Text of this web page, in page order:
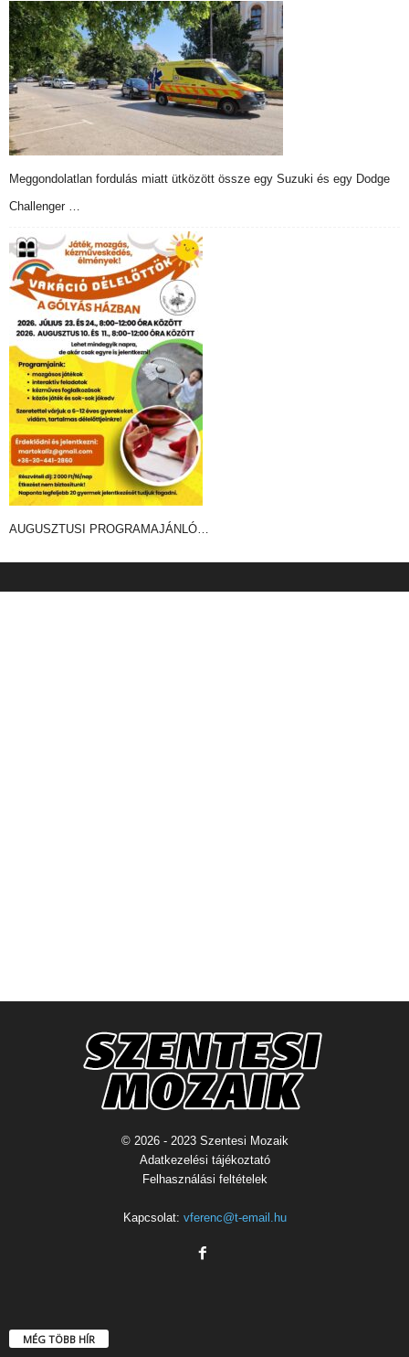
Meggondolatlan fordulás miatt ütközött össze egy Suzuki és egy Dodge
Challenger …
AUGUSZTUSI PROGRAMAJÁNLÓ…
© 2026 - 2023 Szentesi Mozaik
Adatkezelési tájékoztató
Felhasználási feltételek
Kapcsolat: vferenc@t-email.hu
MÉG TÖBB HÍR